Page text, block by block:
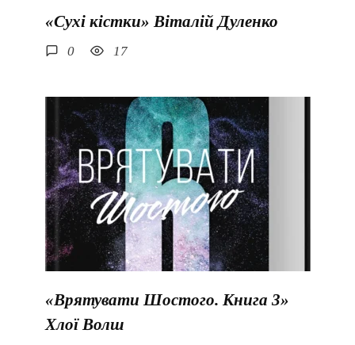
«Сухі кістки» Віталій Дуленко
0 17
«Врятувати Шостого. Книга 3»
Хлої Волш